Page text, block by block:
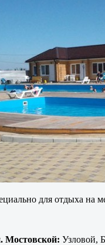
для отдыха на
Мостовской: Узловой,